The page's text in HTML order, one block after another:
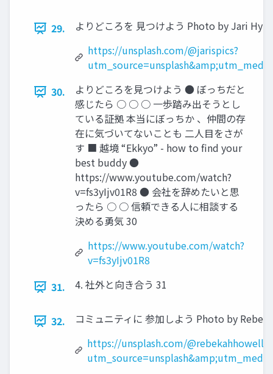
29.
よりどころを 見つけよう Photo by Jari
https://unsplash.com/@jarispics?
30.
よりどころを見つけよう ● ぼっちだと
感じたら ○ ○ ○ 一歩踏み出そうとし
ている証拠 本当にぼっちか 、仲間の存
在に気づいてないことも 二人目をさが
す ■ 越境 “Ekkyo” - how to find your
best buddy ●
https://www.youtube.com/watch?
v=fs3yIjv01R8 ● 会社を辞めたいと思
ったら ○ ○ 信頼できる人に相談する
決める勇気 30
https://www.youtube.com/watch?
v=fs3yIjv01R8
31.
4. 社外と向き合う 31
32.
コミュニティに 参加しよう Photo by
https://unsplash.com/